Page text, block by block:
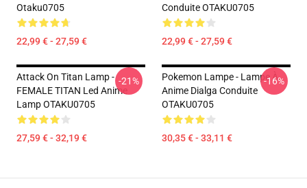
Otaku0705
22,99 € - 27,59 €
Conduite OTAKU0705
22,99 € - 27,59 €
Attack On Titan Lamp -
FEMALE TITAN Led Anime
Lamp OTAKU0705
27,59 € - 32,19 €
-21%
Pokemon Lampe - Lampe À
Anime Dialga Conduite
OTAKU0705
30,35 € - 33,11 €
-16%